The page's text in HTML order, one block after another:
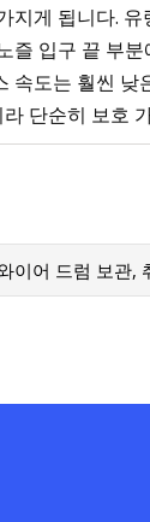
지게 됩니다.
즐 입구 끝 부
속도는 훨씬 낮
단순히 보호
이어 드럼 보관,